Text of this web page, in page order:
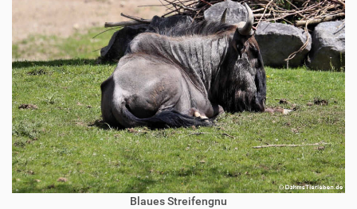
Blaues Streifengnu